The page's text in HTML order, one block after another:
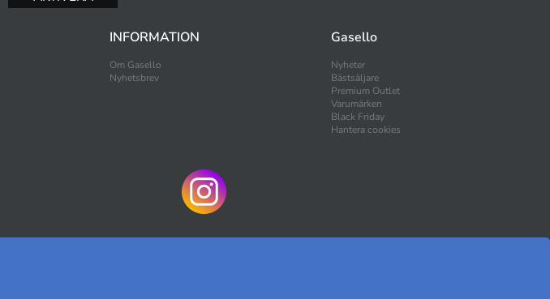
INFORMATION
Om Gasello
Nyhetsbrev
Gasello
Nyheter
Bästsäljare
Premium Outlet
Varumärken
Black Friday
Hantera cookies